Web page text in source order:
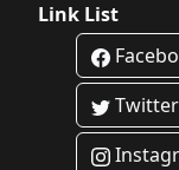
Link List
Twitter